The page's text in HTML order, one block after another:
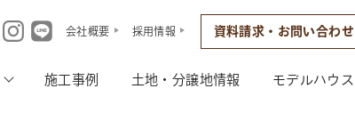
会社概要 採用情報 資料請求・お問い合わせ
施工事例 土地・分譲地情報 モデルハウス